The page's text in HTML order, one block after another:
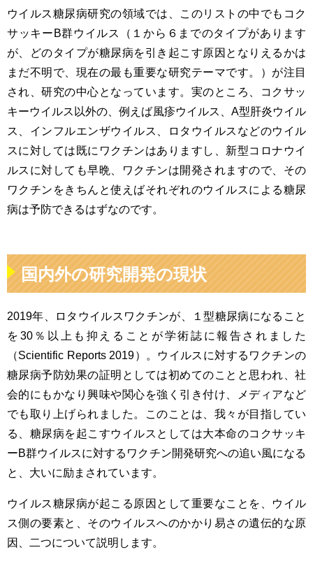
ウイルス糖尿病研究の領域では、このリストの中でもコク
サッキーB群ウイルス（１から６までのタイプがあります
が、どのタイプが糖尿病を引き起こす原因となりえるかは
まだ不明で、現在の最も重要な研究テーマです。）が注目
され、研究の中心となっています。実のところ、コクサッ
キーウイルス以外の、例えば風疹ウイルス、A型肝炎ウイル
ス、インフルエンザウイルス、ロタウイルスなどのウイル
スに対しては既にワクチンはありますし、新型コロナウイ
ルスに対しても早晩、ワクチンは開発されますので、その
ワクチンをきちんと使えばそれぞれのウイルスによる糖尿
病は予防できるはずなのです。
国内外の研究開発の現状
2019年、ロタウイルスワクチンが、１型糖尿病になること
を30％以上も抑えることが学術誌に報告されました
（Scientific Reports 2019）。ウイルスに対するワクチンの
糖尿病予防効果の証明としては初めてのことと思われ、社
会的にもかなり興味や関心を強く引き付け、メディアなど
でも取り上げられました。このことは、我々が目指してい
る、糖尿病を起こすウイルスとしては大本命のコクサッキ
ーB群ウイルスに対するワクチン開発研究への追い風になる
と、大いに励まされています。
ウイルス糖尿病が起こる原因として重要なことを、ウイル
ス側の要素と、そのウイルスへのかかり易さの遺伝的な原
因、二つについて説明します。